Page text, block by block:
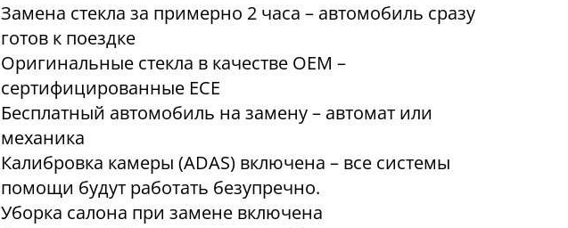
Замена стекла за примерно 2 часа – автомобиль сразу
готов к поездке
Оригинальные стекла в качестве OEM –
сертифицированные ECE
Бесплатный автомобиль на замену – автомат или
механика
Калибровка камеры (ADAS) включена – все системы
помощи будут работать безупречно.
Уборка салона при замене включена